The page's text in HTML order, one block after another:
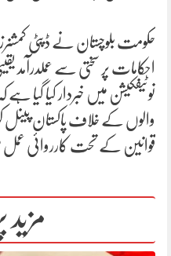
حکومت بلوچستان نے ڈپٹی
احکامات پر سختی سے عملدرآمد
نوٹیفکیشن میں خبردار کیا
قوانین کے تحت کارروائی عمل